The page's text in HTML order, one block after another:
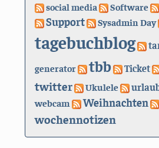
social media
Software
Support Sysadmin Day
tagebuchblog
generator
tbb Ticket
twitter Ukulele
webcam
Weihnachten
wochennotizen